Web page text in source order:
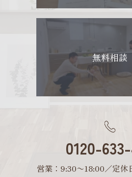
無料相談
0120-
営業：9:30〜18:00／定休